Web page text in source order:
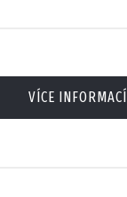
VÍCE INFORMACÍ